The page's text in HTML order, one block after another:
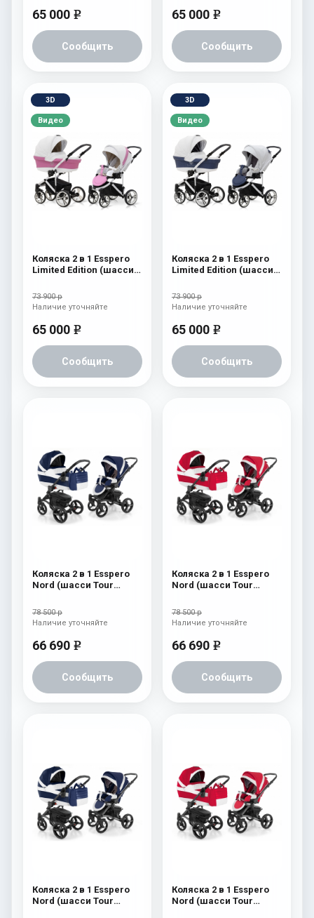
65 000 e
Сообщить
65 000 e
Сообщить
3D
Видео
Коляска 2 в 1 Esspero
Limited Edition (шасси
73 900 р
65 000 e
Сообщить
Наличие уточняйте
3D
Видео
Коляска 2 в 1 Esspero
Limited Edition (шасси
73 900 р
65 000 e
Сообщить
Наличие уточняйте
Коляска 2 в 1 Esspero
Nord (шасси Tour
78 500 р
66 690 e
Сообщить
Наличие уточняйте
Коляска 2 в 1 Esspero
Nord (шасси Tour
78 500 р
66 690 e
Сообщить
Наличие уточняйте
Коляска 2 в 1 Esspero
Nord (шасси Tour
Коляска 2 в 1 Esspero
Nord (шасси Tour